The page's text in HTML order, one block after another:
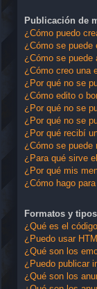
Publicación de
¿Cómo puedo
¿Cómo se puede
¿Cómo se puede
¿Cómo creo una
¿Por qué no se
¿Cómo edito o
¿Por qué no se
¿Por qué no se
¿Por qué recibí
¿Cómo se puede
¿Para qué sirve
¿Por qué mis
¿Cómo hago
Formatos y
¿Qué es el
¿Puedo usar
¿Qué son los
¿Puedo publicar
¿Qué son los